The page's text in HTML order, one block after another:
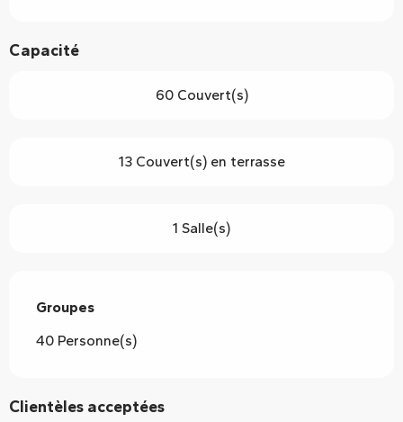
Capacité
60 Couvert(s)
13 Couvert(s) en terrasse
1 Salle(s)
Groupes
Groupes
40 Personne(s)
Clientèles acceptées